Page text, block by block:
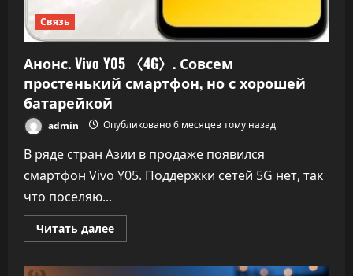
Связь
Анонс. Vivo Y05 〈4G〉. Совсем
простенький смартфон, но с хорошей
батарейкой
admin Опубликовано 6 месяцев тому назад
В ряде стран Азии в продаже появился
смартфон Vivo Y05. Поддержки сетей 5G нет, так
что поселяю...
Читать далееПрочитать
больше